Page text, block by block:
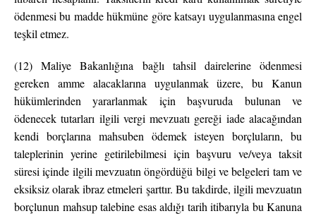
ödenmesi bu madde hükmüne göre katsayı uygulanmasına engel
teşkil etmez.
(12) Maliye Bakanlığına bağlı tahsil dairelerine ödenmesi
gereken amme alacaklarına uygulanmak üzere, bu Kanun
hükümlerinden yararlanmak için başvuruda bulunan ve
ödenecek tutarları ilgili vergi mevzuatı gereği iade alacağından
kendi borçlarına mahsuben ödemek isteyen borçluların, bu
taleplerinin yerine getirilebilmesi için başvuru ve/veya taksit
süresi içinde ilgili mevzuatın öngördüğü bilgi ve belgeleri tam ve
eksiksiz olarak ibraz etmeleri şarttır. Bu takdirde, ilgili mevzuatın
borçlunun mahsup talebine esas aldığı tarih itibarıyla bu Kanuna